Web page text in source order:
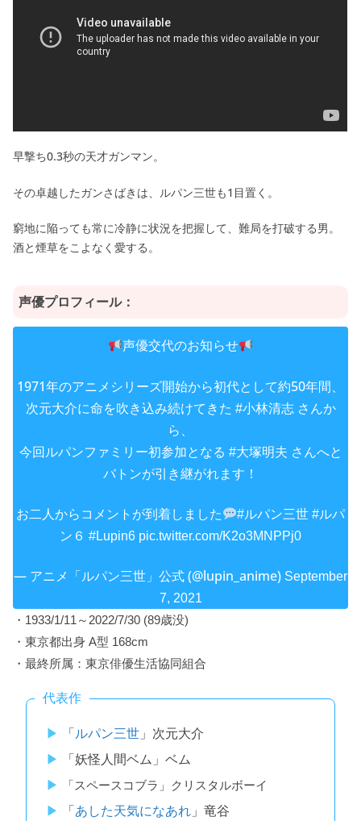
早撃ち0.3秒の天才ガンマン。
その卓越したガンさばきは、ルパン三世も1目置く。
窮地に陥っても常に冷静に状況を把握して、難局を打破する男。
酒と煙草をこよなく愛する。
声優プロフィール：
声優交代のお知らせ
1971年のアニメシリーズ開始から初代として約50年間、
次元大介に命を吹き込み続けてきた #小林清志さんか
ら、
今回ルパンファミリー初参加となる #大塚明夫 さんへと
バトンが引き継がれます！
お二人からコメントが到着しました #ルパン三世 #ルパ
ン６ #Lupin6 pic.twitter.com/K2o3MNPPj0
— アニメ「ルパン三世」公式 (@lupin_anime) September
7, 2021
・1933/1/11～2022/7/30 (89歳没)
・東京都出身 A型 168cm
・最終所属：東京俳優生活協同組合
代表作
「 ルパン三世」次元大介
「妖怪人間ベム」ベム
「スペースコブラ」クリスタルボーイ
「 あした天気になあれ」竜谷